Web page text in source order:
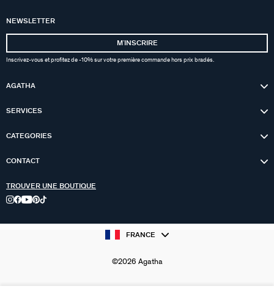
NEWSLETTER
MʼINSCRIRE
Inscrivez-vous et profitez de -10% sur votre première commande hors prix bradés.
AGATHA
SERVICES
CATEGORIES
CONTACT
TROUVER UNE BOUTIQUE
FRANCE
©2026 Agatha